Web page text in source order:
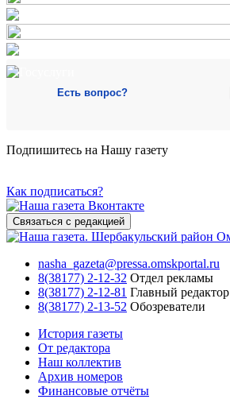
Есть вопрос?
Подпишитесь на Нашу газету
Как подписаться?
Связаться с редакцией
nasha_gazeta@pressa.omskportal.ru
8(38177) 2-12-32 Отдел рекламы
8(38177) 2-12-81 Главный редактор
8(38177) 2-13-52 Обозреватели
История газеты
От редактора
Наш коллектив
Архив номеров
Финансовые отчёты